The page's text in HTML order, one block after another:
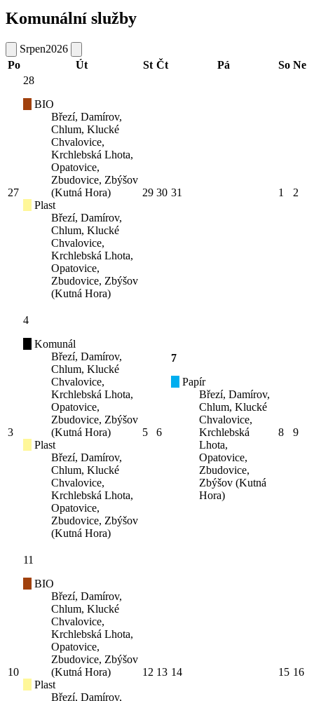
Komunální služby
Srpen2026
Po
Út St Čt Pá So Ne
27
28
BIO
Březí, Damírov,
Chlum, Klucké
Chvalovice,
Krchlebská Lhota,
Opatovice,
Zbudovice, Zbýšov
(Kutná Hora)
Plast
Březí, Damírov,
Chlum, Klucké
Chvalovice,
Krchlebská Lhota,
Opatovice,
Zbudovice, Zbýšov
(Kutná Hora)
29 30 31 1 2
3
4
Komunál
Březí, Damírov,
Chlum, Klucké
Chvalovice,
Krchlebská Lhota,
Opatovice,
Zbudovice, Zbýšov
(Kutná Hora)
Plast
Březí, Damírov,
Chlum, Klucké
Chvalovice,
Krchlebská Lhota,
Opatovice,
Zbudovice, Zbýšov
(Kutná Hora)
5 6
7
Papír
Březí, Damírov,
Chlum, Klucké
Chvalovice,
Krchlebská
Lhota,
Opatovice,
Zbudovice,
Zbýšov (Kutná
Hora)
8 9
10
11
BIO
Březí, Damírov,
Chlum, Klucké
Chvalovice,
Krchlebská Lhota,
Opatovice,
Zbudovice, Zbýšov
(Kutná Hora)
Plast
Březí, Damírov,
12 13 14 15 16